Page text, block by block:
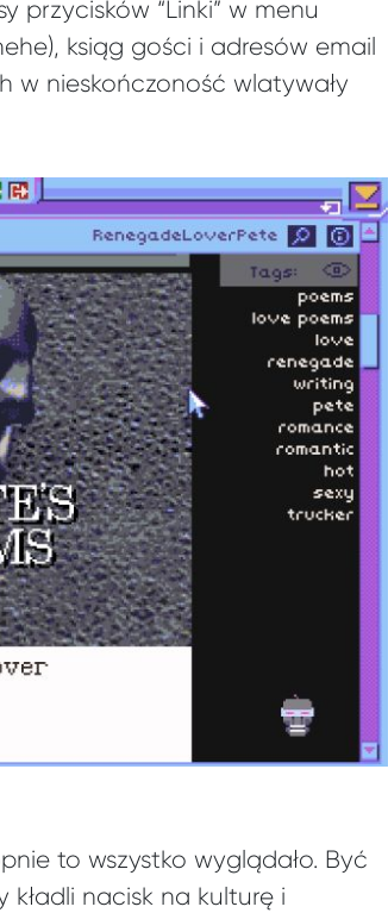
przycisków “Linki” w menu
ksiąg gości i adresów email
w nieskończoność wlatywały
to wszystko wyglądało. Być
nacisk na kulturę i